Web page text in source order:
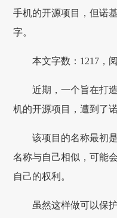
手机的开源项目，但诺
字。
本文字数：1217，
近期，一个旨在打
机的开源项目，遭到了
该项目的名称最初
名称与自己相似，可能
自己的权利。
虽然这样做可以保